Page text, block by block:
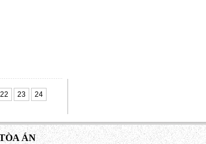
22 23
24
ÁN